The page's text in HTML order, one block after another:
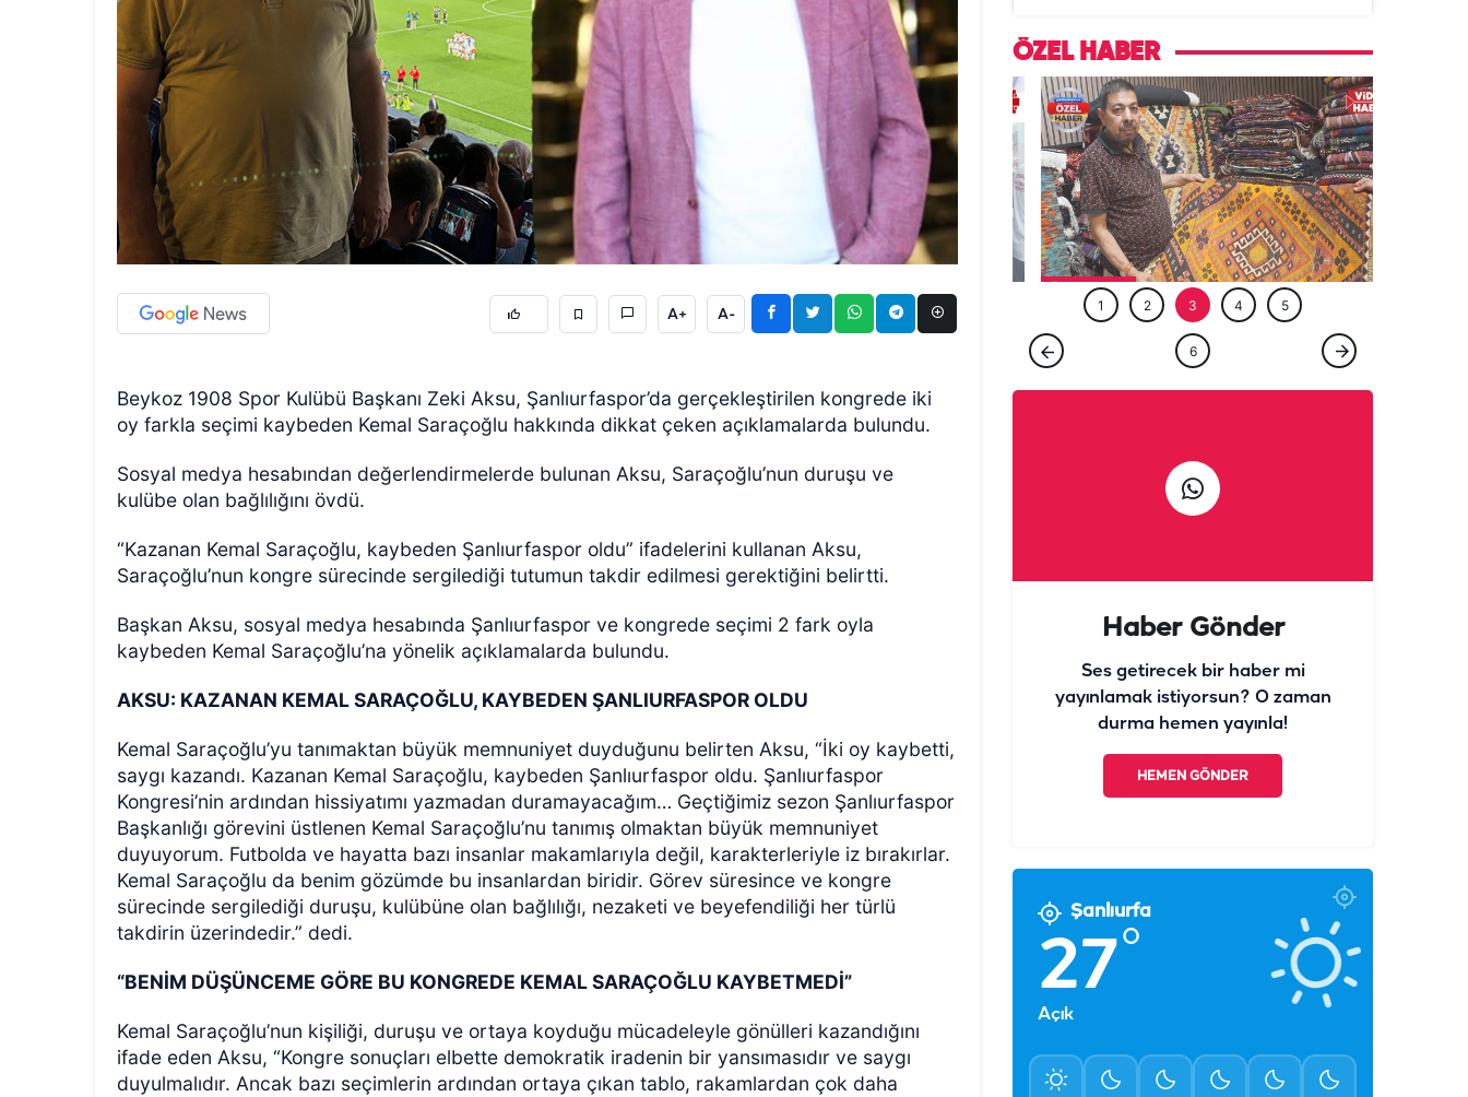
A+ A-
Beykoz 1908 Spor Kulübü Başkanı Zeki Aksu, Şanlıurfaspor’da gerçekleştirilen kongrede iki
oy farkla seçimi kaybeden Kemal Saraçoğlu hakkında dikkat çeken açıklamalarda bulundu.
Sosyal medya hesabından değerlendirmelerde bulunan Aksu, Saraçoğlu’nun duruşu ve
kulübe olan bağlılığını övdü.
“Kazanan Kemal Saraçoğlu, kaybeden Şanlıurfaspor oldu” ifadelerini kullanan Aksu,
Saraçoğlu’nun kongre sürecinde sergilediği tutumun takdir edilmesi gerektiğini belirtti.
Başkan Aksu, sosyal medya hesabında Şanlıurfaspor ve kongrede seçimi 2 fark oyla
kaybeden Kemal Saraçoğlu’na yönelik açıklamalarda bulundu.
AKSU: KAZANAN KEMAL SARAÇOĞLU, KAYBEDEN ŞANLIURFASPOR OLDU
Kemal Saraçoğlu’yu tanımaktan büyük memnuniyet duyduğunu belirten Aksu, “İki oy kaybetti,
saygı kazandı. Kazanan Kemal Saraçoğlu, kaybeden Şanlıurfaspor oldu. Şanlıurfaspor
Kongresi’nin ardından hissiyatımı yazmadan duramayacağım… Geçtiğimiz sezon Şanlıurfaspor
Başkanlığı görevini üstlenen Kemal Saraçoğlu’nu tanımış olmaktan büyük memnuniyet
duyuyorum. Futbolda ve hayatta bazı insanlar makamlarıyla değil, karakterleriyle iz bırakırlar.
Kemal Saraçoğlu da benim gözümde bu insanlardan biridir. Görev süresince ve kongre
sürecinde sergilediği duruşu, kulübüne olan bağlılığı, nezaketi ve beyefendiliği her türlü
takdirin üzerindedir.” dedi.
“BENİM DÜŞÜNCEME GÖRE BU KONGREDE KEMAL SARAÇOĞLU KAYBETMEDİ”
Kemal Saraçoğlu’nun kişiliği, duruşu ve ortaya koyduğu mücadeleyle gönülleri kazandığını
ifade eden Aksu, “Kongre sonuçları elbette demokratik iradenin bir yansımasıdır ve saygı
duyulmalıdır. Ancak bazı seçimlerin ardından ortaya çıkan tablo, rakamlardan çok daha
ÖZEL HABER
ÖZEL HABER
Şanlıurfa’da yarım asırlık ustadan gelenek
çağrısı: El emeği yaşasın
1 2 3 4 5
6
Ses getirecek bir haber mi
yayınlamak istiyorsun? O zaman
durma hemen yayınla!
HEMEN GÖNDER
27°
Açık
28
CMT
29
PAZ
29
PZT
30
SAL
30
ÇAR
29
PER